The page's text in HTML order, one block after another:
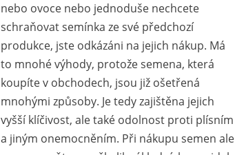
nebo ovoce nebo jednoduše nechcete
schraňovat semínka ze své předchozí
produkce, jste odkázáni na jejich nákup. Má
to mnohé výhody, protože semena, která
koupíte v obchodech, jsou již ošetřená
mnohými způsoby. Je tedy zajištěna jejich
vyšší klíčivost, ale také odolnost proti plísním
a jiným onemocněním. Při nákupu semen ale